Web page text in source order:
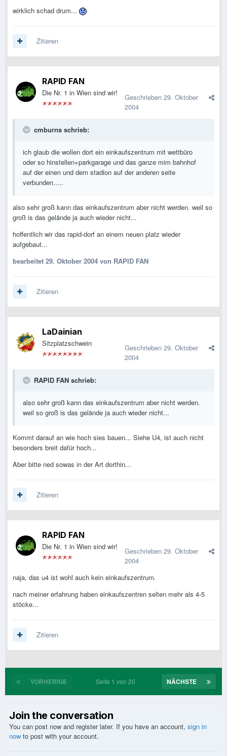
wirklich schad drum...
Zitieren
RAPID FAN
Die Nr. 1 in Wien sind wir! Geschrieben 29. Oktober
2004
cmburns schrieb:
ich glaub die wollen dort ein einkaufszentrum mit wettbüro
oder so hinstellen+parkgarage und das ganze mim bahnhof
auf der einen und dem stadion auf der anderen seite
verbunden.....
also sehr groß kann das einkaufszentrum aber nicht werden. weil so
groß is das gelände ja auch wieder nicht...
hoffentlich wir das rapid-dorf an einem neuen platz wieder
aufgebaut...
bearbeitet 29. Oktober 2004 von RAPID FAN
Zitieren
LaDainian
Sitzplatzschwein Geschrieben 29. Oktober
2004
RAPID FAN schrieb:
also sehr groß kann das einkaufszentrum aber nicht werden.
weil so groß is das gelände ja auch wieder nicht...
Kommt darauf an wie hoch sies bauen... Siehe U4, ist auch nicht
besonders breit dafür hoch...
Aber bitte ned sowas in der Art dorthin...
Zitieren
RAPID FAN
Die Nr. 1 in Wien sind wir! Geschrieben 29. Oktober
2004
naja, das u4 ist wohl auch kein einkaufszentrum.
nach meiner erfahrung haben einkaufszentren selten mehr als 4-5
stöcke...
Zitieren
VORHERIGE NÄCHSTE
Seite 1 von 20
Join the conversation
You can post now and register later. If you have an account, sign in
now to post with your account.